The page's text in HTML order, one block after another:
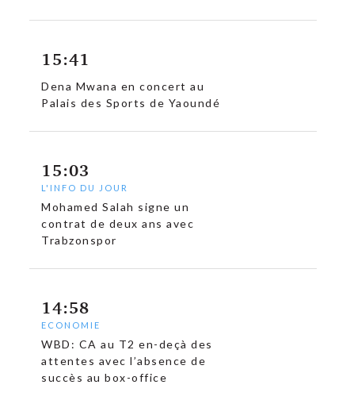
15:41
Dena Mwana en concert au
Palais des Sports de Yaoundé
15:03
L'INFO DU JOUR
Mohamed Salah signe un
contrat de deux ans avec
Trabzonspor
14:58
ECONOMIE
WBD: CA au T2 en-deçà des
attentes avec l’absence de
succès au box-office